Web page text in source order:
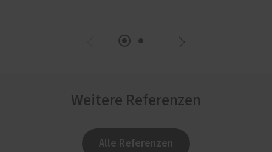
Weitere Referenzen
Alle Referenzen